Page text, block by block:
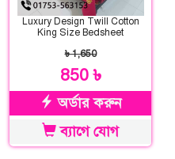
Luxury Design Twill Cotton
King Size Bedsheet
৳ 1,650
850 ৳
অর্ডার করুন
ব্যাগে যোগ